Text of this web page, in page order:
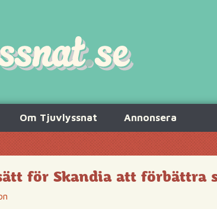
Om Tjuvlyssnat Annonsera
för Skandia att förbättra